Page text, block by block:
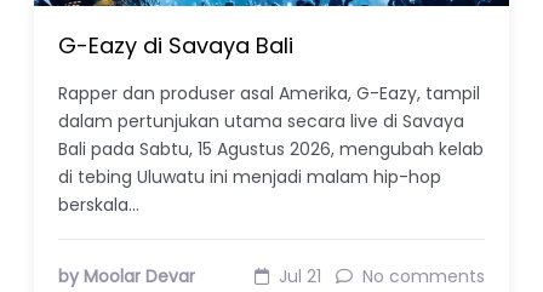
G-Eazy di Savaya Bali
Rapper dan produser asal Amerika, G-Eazy, tampil
dalam pertunjukan utama secara live di Savaya
Bali pada Sabtu, 15 Agustus 2026, mengubah kelab
di tebing Uluwatu ini menjadi malam hip-hop
berskala…
by Moolar Devar Jul 21 No comments